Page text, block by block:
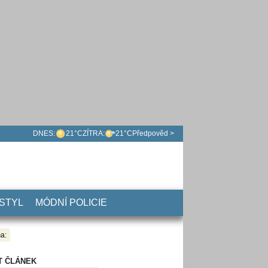
DNES: 21°CZÍTRA: 21°C Předpověd >
MÓDNÍ POLICIE
ČLÁNEK